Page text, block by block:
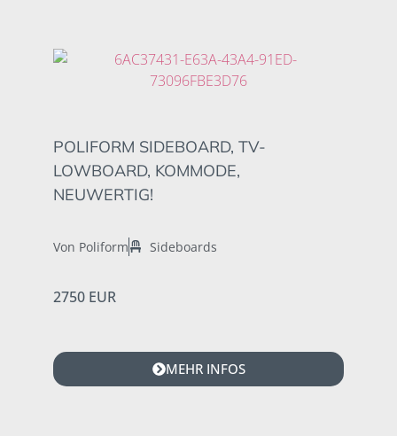
POLIFORM SIDEBOARD, TV-
LOWBOARD, KOMMODE,
NEUWERTIG!
Von Poliform Sideboards
2750 EUR
MEHR INFOS